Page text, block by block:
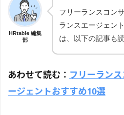
HRtable 編集
部
フリーランスコン
ランスエージェン
は、以下の記事も
あわせて読む： フリーラン
ージェントおすすめ10選